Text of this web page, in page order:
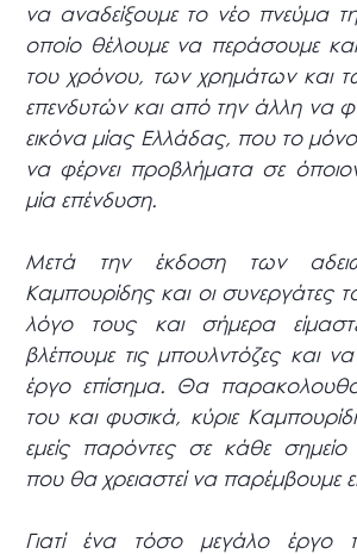
να αναδείξουμε το νέο πνεύμα
οποίο θέλουμε να περάσουμε
του χρόνου, των χρημάτων και
επενδυτών και από την άλλη να
εικόνα μίας Ελλάδας, που το μόνο
να φέρνει προβλήματα σε
μία επένδυση.
Μετά την έκδοση των
Καμπουρίδης και οι συνεργάτες
λόγο τους και σήμερα
βλέπουμε τις μπουλντόζες και
έργο επίσημα. Θα
του και φυσικά, κύριε
εμείς παρόντες σε κάθε
που θα χρειαστεί να παρέμβουμε
Γιατί ένα τόσο μεγάλο έργο